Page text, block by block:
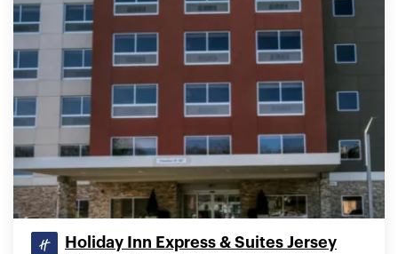
Holiday Inn Express & Suites Jersey